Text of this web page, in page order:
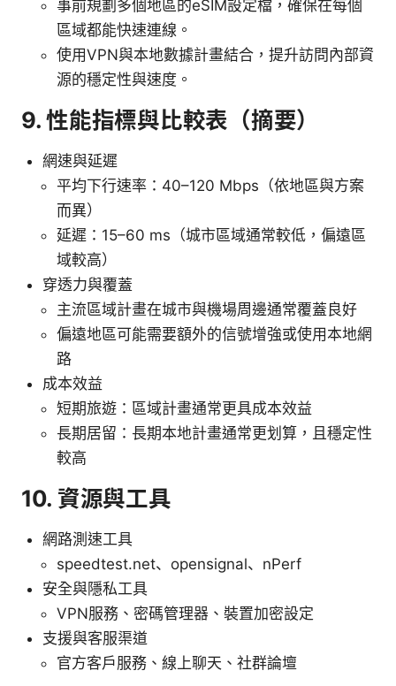
事前規劃多個地區的eSIM設定檔，確保在每個
區域都能快速連線。
使用VPN與本地數據計畫結合，提升訪問內部資
源的穩定性與速度。
9. 性能指標與比較表（摘要）
網速與延遲
平均下行速率：40–120 Mbps（依地區與方案
而異）
延遲：15–60 ms（城市區域通常較低，偏遠區
域較高）
穿透力與覆蓋
主流區域計畫在城市與機場周邊通常覆蓋良好
偏遠地區可能需要額外的信號增強或使用本地網
路
成本效益
短期旅遊：區域計畫通常更具成本效益
長期居留：長期本地計畫通常更划算，且穩定性
較高
10. 資源與工具
網路測速工具
speedtest.net、opensignal、nPerf
安全與隱私工具
VPN服務、密碼管理器、裝置加密設定
支援與客服渠道
官方客戶服務、線上聊天、社群論壇